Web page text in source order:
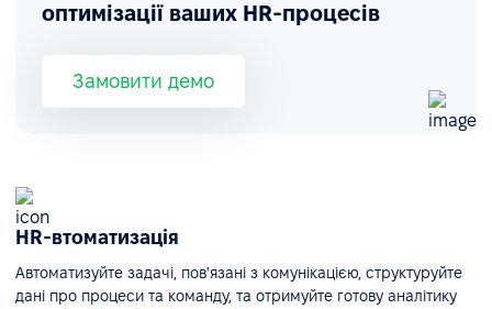
оптимізації ваших HR-процесів
Замовити демо
HR-втоматизація
Автоматизуйте задачі, пов'язані з комунікацією, структуруйте
дані про процеси та команду, та отримуйте готову аналітику